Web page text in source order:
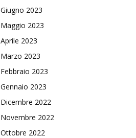
Giugno 2023
Maggio 2023
Aprile 2023
Marzo 2023
Febbraio 2023
Gennaio 2023
Dicembre 2022
Novembre 2022
Ottobre 2022